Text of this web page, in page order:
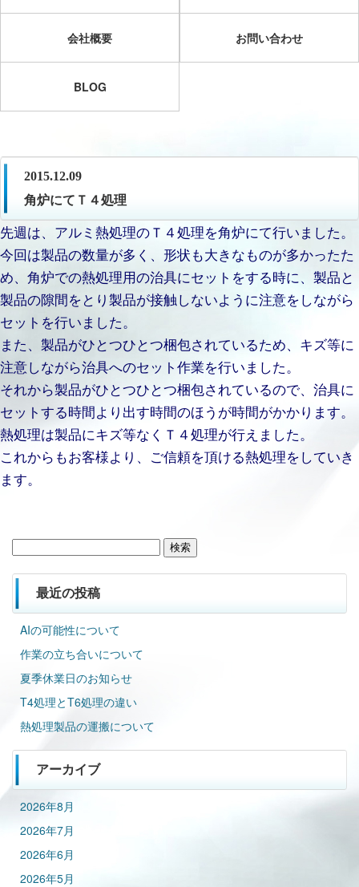
会社概要 お問い合わせ
BLOG
2015.12.09
角炉にてＴ４処理
先週は、アルミ熱処理のＴ４処理を角炉にて行いました。
今回は製品の数量が多く、形状も大きなものが多かったた
め、角炉での熱処理用の治具にセットをする時に、製品と
製品の隙間をとり製品が接触しないように注意をしながら
セットを行いました。
また、製品がひとつひとつ梱包されているため、キズ等に
注意しながら治具へのセット作業を行いました。
それから製品がひとつひとつ梱包されているので、治具に
セットする時間より出す時間のほうが時間がかかります。
熱処理は製品にキズ等なくＴ４処理が行えました。
これからもお客様より、ご信頼を頂ける熱処理をしていき
ます。
最近の投稿
AIの可能性について
作業の立ち合いについて
夏季休業日のお知らせ
T4処理とT6処理の違い
熱処理製品の運搬について
アーカイブ
2026年8月
2026年7月
2026年6月
2026年5月